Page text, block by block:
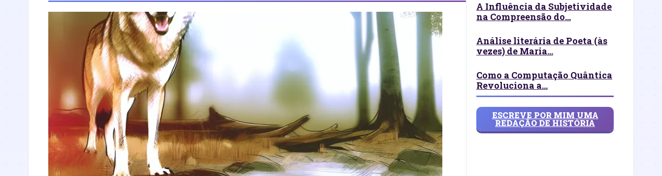
A Influência da Subjetividade
na Compreensão do...
Análise literária de Poeta (às
vezes) de Maria...
Como a Computação Quântica
Revoluciona a...
ESCREVE POR MIM UMA
REDAÇÃO DE HISTÓRIA